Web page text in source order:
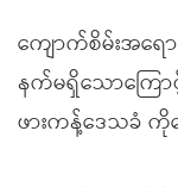
ကျောက်စိမ်းအရ
နက်မရှိသောကြ
ဖားကန့်ဒေသခံ ကို